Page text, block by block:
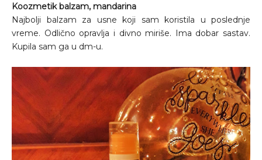
Koozmetik balzam, mandarina
Najbolji balzam za usne koji sam koristila u poslednje
vreme. Odlično opravlja i divno miriše. Ima dobar sastav.
Kupila sam ga u dm-u.